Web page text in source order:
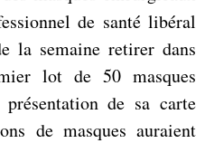
de santé libéral
la semaine retirer dans
lot de 50 masques
de sa carte
de masques auraient